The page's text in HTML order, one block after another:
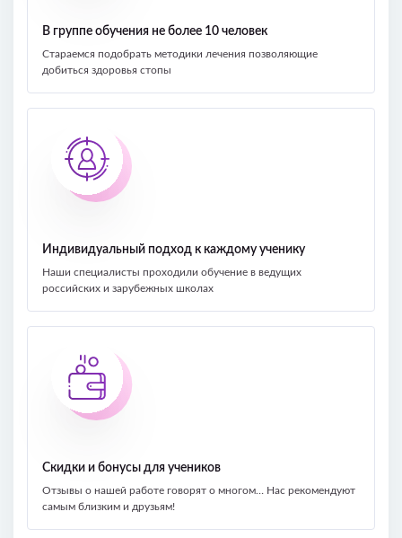
В группе обучения не более 10 человек
Стараемся подобрать методики лечения позволяющие
добиться здоровья стопы
Индивидуальный подход к каждому ученику
Наши специалисты проходили обучение в ведущих
российских и зарубежных школах
Cкидки и бонусы для учеников
Отзывы о нашей работе говорят о многом… Нас рекомендуют
самым близким и друзьям!